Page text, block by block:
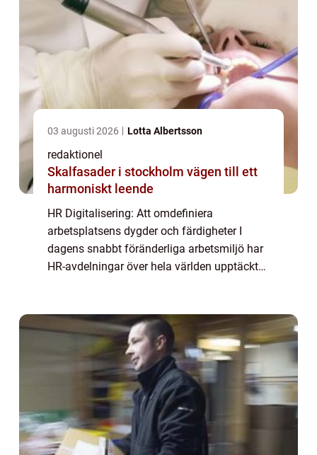
03 augusti 2026 Lotta Albertsson
redaktionel
Skalfasader i stockholm vägen till ett
harmoniskt leende
HR Digitalisering: Att omdefiniera
arbetsplatsens dygder och färdigheter I
dagens snabbt föränderliga arbetsmiljö har
HR-avdelningar över hela världen upptäckt